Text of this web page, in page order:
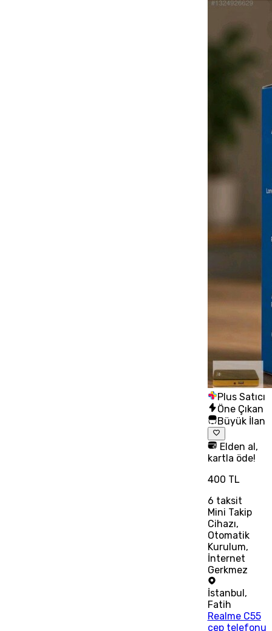
Plus Satıcı
Öne Çıkan
Büyük İlan
Elden al,
kartla öde!
400 TL
6 taksit
Mini Takip
Cihazı,
Otomatik
Kurulum,
İnternet
Gerkmez
İstanbul ,
Fatih
Realme C55
cep telefonu